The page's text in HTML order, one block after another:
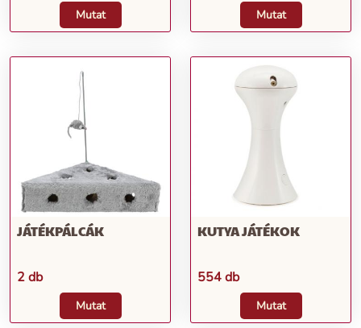
Mutat Mutat
JÁTÉKPÁLCÁK
2 db
Mutat
KUTYA JÁTÉKOK
554 db
Mutat